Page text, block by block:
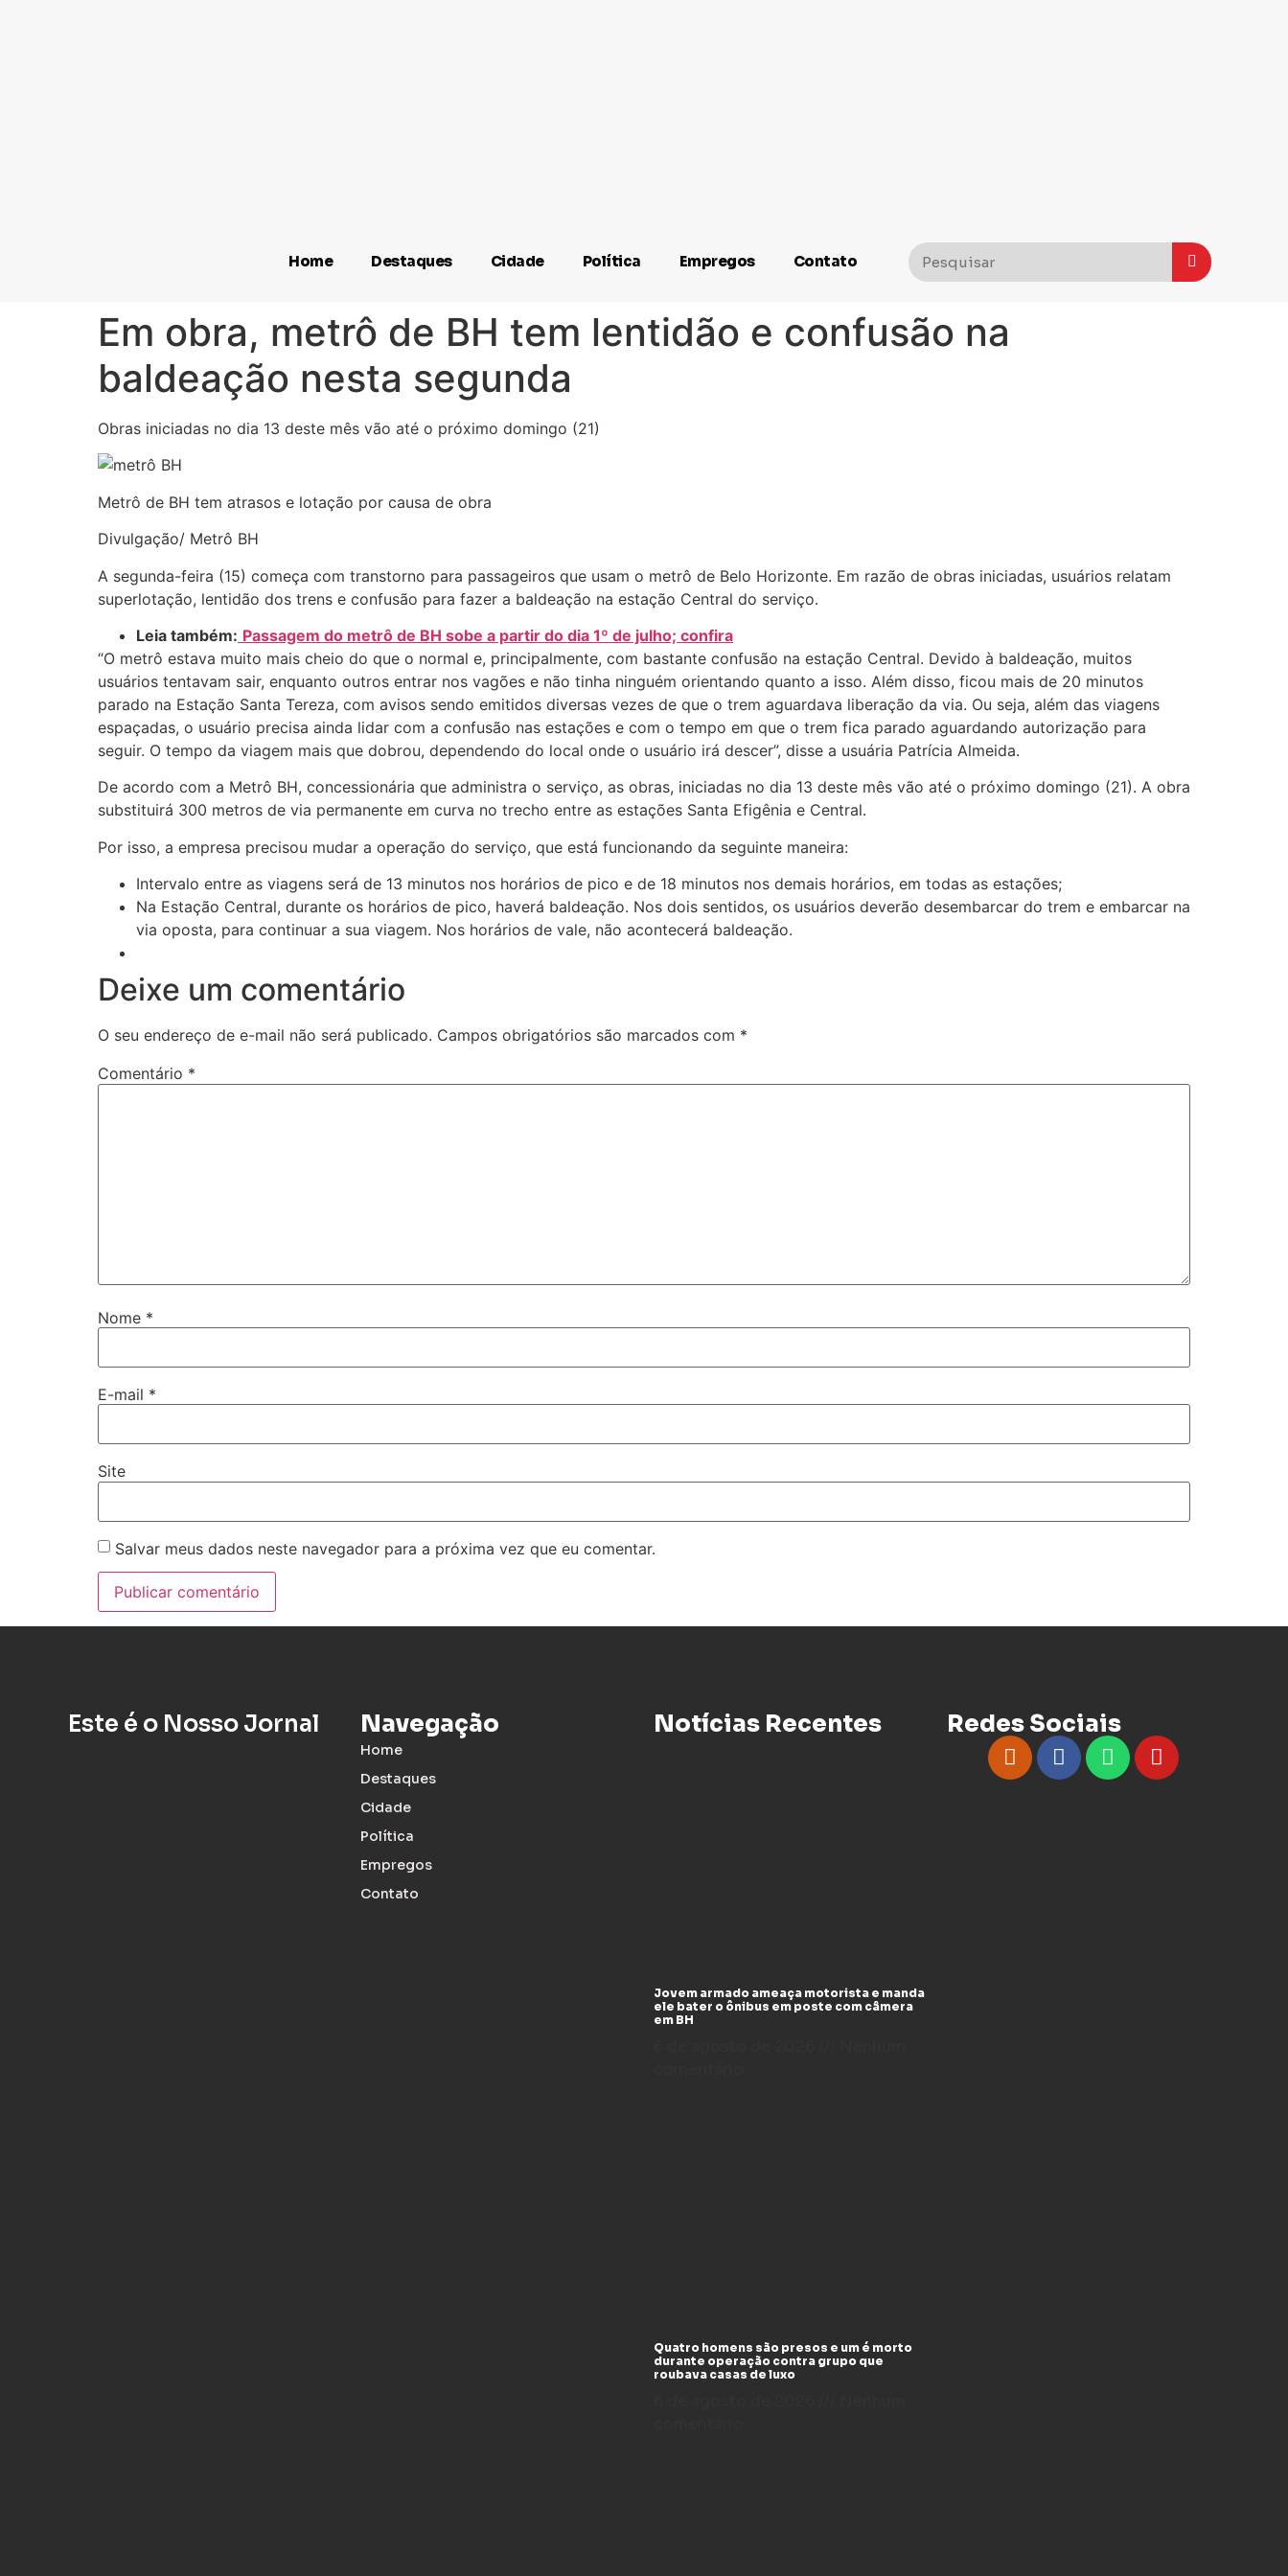
Home Destaques Cidade Política Empregos Contato
Em obra, metrô de BH tem lentidão e confusão na
baldeação nesta segunda
Obras iniciadas no dia 13 deste mês vão até o próximo domingo (21)
Metrô de BH tem atrasos e lotação por causa de obra
Divulgação/ Metrô BH
A segunda-feira (15) começa com transtorno para passageiros que usam o metrô de Belo Horizonte. Em razão de obras iniciadas, usuários relatam
superlotação, lentidão dos trens e confusão para fazer a baldeação na estação Central do serviço.
Leia também: Passagem do metrô de BH sobe a partir do dia 1º de julho; confira
“O metrô estava muito mais cheio do que o normal e, principalmente, com bastante confusão na estação Central. Devido à baldeação, muitos
usuários tentavam sair, enquanto outros entrar nos vagões e não tinha ninguém orientando quanto a isso. Além disso, ficou mais de 20 minutos
parado na Estação Santa Tereza, com avisos sendo emitidos diversas vezes de que o trem aguardava liberação da via. Ou seja, além das viagens
espaçadas, o usuário precisa ainda lidar com a confusão nas estações e com o tempo em que o trem fica parado aguardando autorização para
seguir. O tempo da viagem mais que dobrou, dependendo do local onde o usuário irá descer”, disse a usuária Patrícia Almeida.
De acordo com a Metrô BH, concessionária que administra o serviço, as obras, iniciadas no dia 13 deste mês vão até o próximo domingo (21). A obra
substituirá 300 metros de via permanente em curva no trecho entre as estações Santa Efigênia e Central.
Por isso, a empresa precisou mudar a operação do serviço, que está funcionando da seguinte maneira:
Intervalo entre as viagens será de 13 minutos nos horários de pico e de 18 minutos nos demais horários, em todas as estações;
Na Estação Central, durante os horários de pico, haverá baldeação. Nos dois sentidos, os usuários deverão desembarcar do trem e embarcar na
via oposta, para continuar a sua viagem. Nos horários de vale, não acontecerá baldeação.
Deixe um comentário
O seu endereço de e-mail não será publicado. Campos obrigatórios são marcados com *
Comentário *
Nome *
E-mail *
Site
Salvar meus dados neste navegador para a próxima vez que eu comentar.
Este é o Nosso Jornal Navegação
Home
Destaques
Cidade
Política
Empregos
Contato
Notícias Recentes
Jovem armado ameaça motorista e manda
ele bater o ônibus em poste com câmera
em BH
Quatro homens são presos e um é morto
durante operação contra grupo que
roubava casas de luxo
Redes Sociais